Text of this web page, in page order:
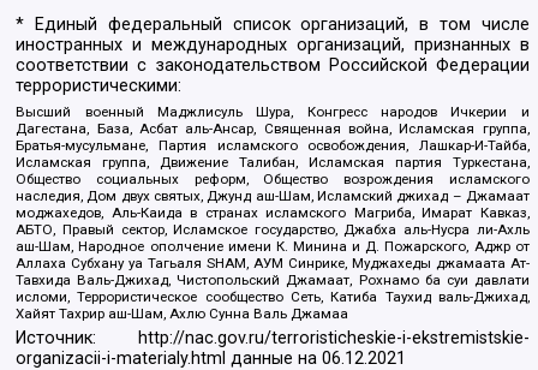
* Единый федеральный список организаций, в том числе
иностранных и международных организаций, признанных в
соответствии с законодательством Российской Федерации
террористическими:
Высший военный Маджлисуль Шура, Конгресс народов Ичкерии и
Дагестана, База, Асбат аль-Ансар, Священная война, Исламская группа,
Братья-мусульмане, Партия исламского освобождения, Лашкар-И-Тайба,
Исламская группа, Движение Талибан, Исламская партия Туркестана,
Общество социальных реформ, Общество возрождения исламского
наследия, Дом двух святых, Джунд аш-Шам, Исламский джихад – Джамаат
моджахедов, Аль-Каида в странах исламского Магриба, Имарат Кавказ,
АБТО, Правый сектор, Исламское государство, Джабха аль-Нусра ли-Ахль
аш-Шам, Народное ополчение имени К. Минина и Д. Пожарского, Аджр от
Аллаха Субхану уа Тагьаля SHAM, АУМ Синрике, Муджахеды джамаата Ат-
Тавхида Валь-Джихад, Чистопольский Джамаат, Рохнамо ба суи давлати
исломи, Террористическое сообщество Сеть, Катиба Таухид валь-Джихад,
Хайят Тахрир аш-Шам, Ахлю Сунна Валь Джамаа
Источник:
http://nac.gov.ru/terroristicheskie-i-ekstremistskie-
organizacii-i-materialy.html данные на06.12.2021